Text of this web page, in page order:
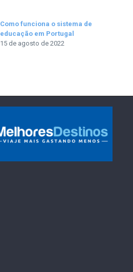
Como funciona o sistema de
educação em Portugal
15 de agosto de 2022